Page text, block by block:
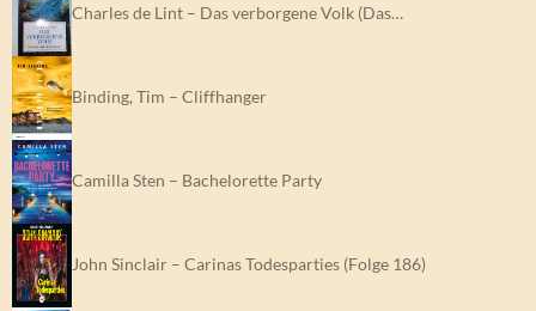
Charles de Lint – Das verborgene Volk (Das…
Binding, Tim – Cliffhanger
Camilla Sten – Bachelorette Party
John Sinclair – Carinas Todesparties (Folge 186)